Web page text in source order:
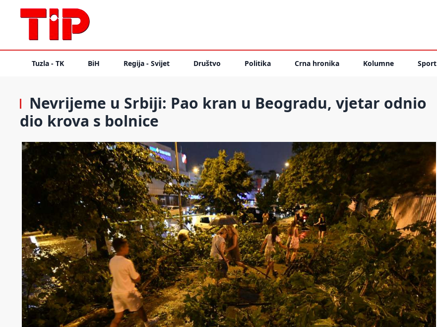
Tuzla - TK BiH Regija - Svijet Društvo Politika Crna hronika Kolumne Sport
Nevrijeme u Srbiji: Pao kran u Beogradu, vjetar odnio
dio krova s bolnice